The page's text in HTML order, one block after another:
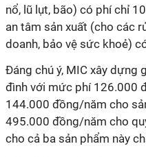
nổ, lũ lụt, bão) có phí chỉ
an tâm sản xuất (cho các
doanh, bảo vệ sức khoẻ)
Đáng chú ý, MIC xây dựng
đình với mức phí 126.000
144.000 đồng/năm cho
495.000 đồng/năm cho
cho cả ba sản phẩm này